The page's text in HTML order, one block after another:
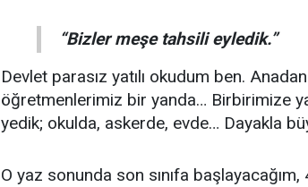
“Bizler meşe tahsili eyledik.”
Devlet parasız yatılı okudum ben.
öğretmenlerimiz bir yanda… Birbirimize
yedik; okulda, askerde, evde… Dayakla
O yaz sonunda son sınıfa